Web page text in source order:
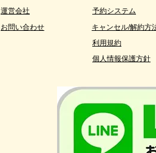
運営会社
お問い合わせ
予約システム
利用規約
個人情報保護方針
キャンセル/解約方